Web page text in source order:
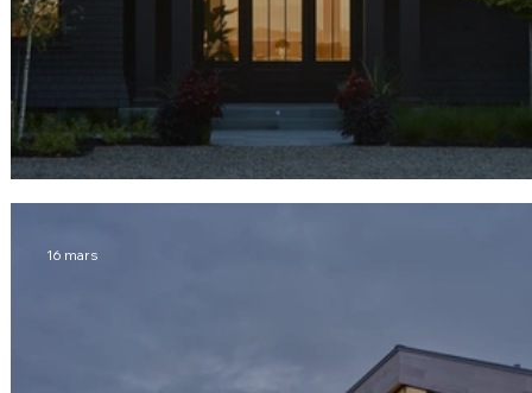
Kingston | Saint-Jean, NB
16 mars